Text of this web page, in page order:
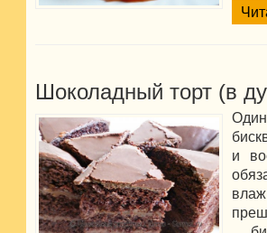
Шоколадный торт (в
и